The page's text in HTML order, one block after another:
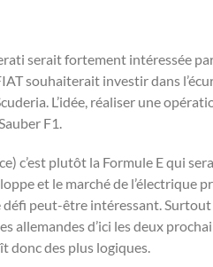
serait fortement intéressée
souhaiterait investir dans
L’idée, réaliser une
F1.
c’est plutôt la Formule E qui
et le marché de l’électrique
peut-être intéressant.
allemandes d’ici les deux
donc des plus logiques.